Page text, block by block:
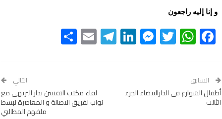
و إنا إليه راجعون
Facebook
WhatsApp
Twitter
Messenger
LinkedIn
Telegram
Email
السابق
أطفال الشوارع في الدارالبيضاء الجزء
الثالث
التالي
لقاء مكتب التقنيين بدار البريهي مع
نواب لفريق الاصالة و المعاصرة لبسط
ملفهم المطالبي